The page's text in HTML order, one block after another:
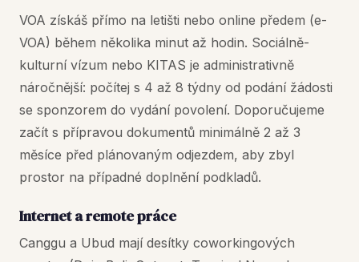
VOA získáš přímo na letišti nebo online předem (e-
VOA) během několika minut až hodin. Sociálně-
kulturní vízum nebo KITAS je administrativně
náročnější: počítej s 4 až 8 týdny od podání žádosti
se sponzorem do vydání povolení. Doporučujeme
začít s přípravou dokumentů minimálně 2 až 3
měsíce před plánovaným odjezdem, aby zbyl
prostor na případné doplnění podkladů.
Internet a remote práce
Canggu a Ubud mají desítky coworkingových